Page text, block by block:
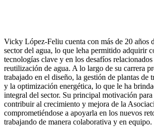
Vicky López-Feliu cuenta con más de 20 años
sector del agua, lo que leha permitido adquirir
tecnologías clave y en los desafíos
reutilización de agua. A lo largo de su carrera
trabajado en el diseño, la gestión de plantas de
y la optimización energética, lo que le ha
integral del sector. Su principal motivación para
contribuir al crecimiento y mejora de la
comprometiéndose a apoyarla en los nuevos
trabajando de manera colaborativa y en equipo.